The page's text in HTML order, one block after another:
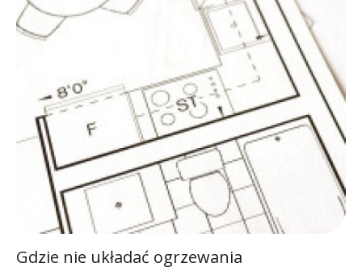
Gdzie nie układać ogrzewania